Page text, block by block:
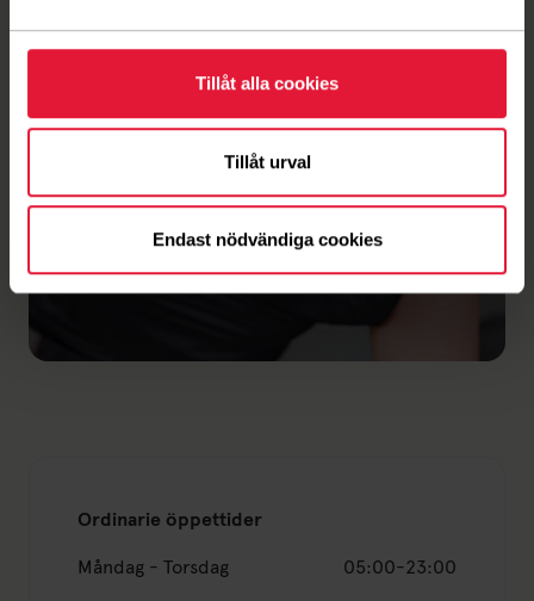
Tillåt alla cookies
Tillåt urval
Endast nödvändiga cookies
Frågor och svar
Här har vi samlat svaren på de vanligaste
frågorna vi får.
Ordinarie öppettider
Måndag - Torsdag 05:00-23:00